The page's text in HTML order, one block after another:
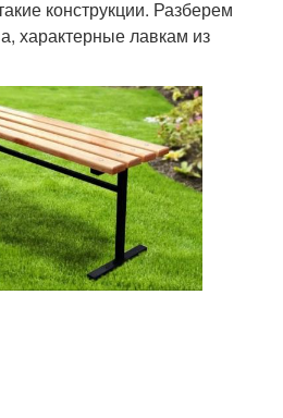
конструкции. Разберем
характерные лавкам из